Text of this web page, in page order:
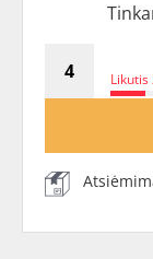
Likutis